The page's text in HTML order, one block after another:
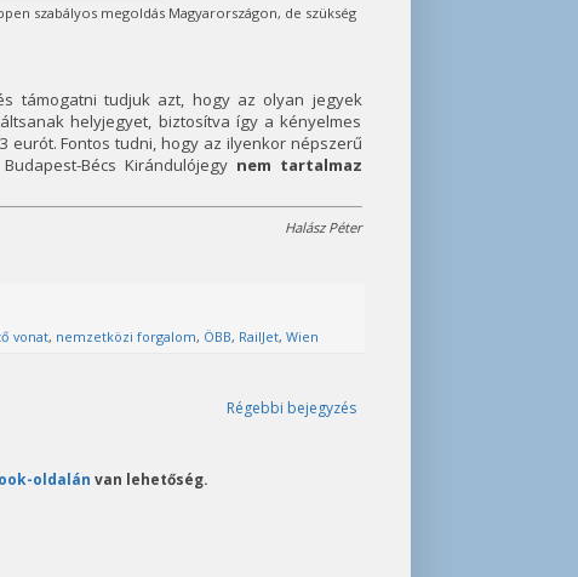
szabályos megoldás Magyarországon, de szükség
támogatni tudjuk azt, hogy az olyan jegyek
helyjegyet, biztosítva így a kényelmes
eurót. Fontos tudni, hogy az ilyenkor népszerű
Bécs Kirándulójegy nem tartalmaz
Halász Péter
vonat, nemzetközi forgalom, ÖBB, RailJet, Wien
Régebbi bejegyzés
oldalán van lehetőség.